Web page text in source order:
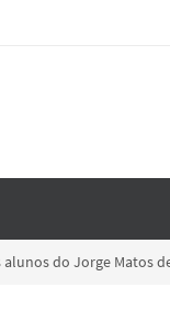
do Jorge Matos